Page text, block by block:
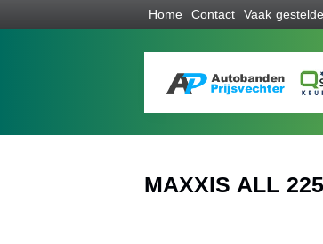
Home Contact Vaak
MAXXIS ALL